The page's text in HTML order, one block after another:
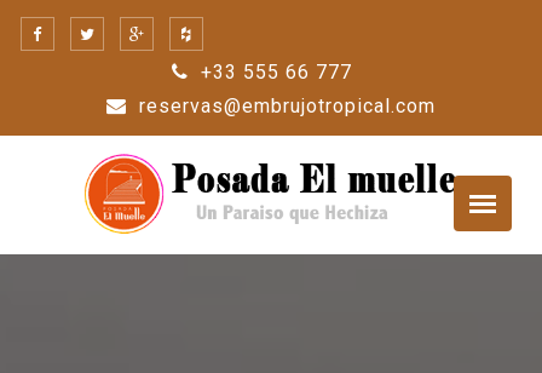
Skip
+33 555 66 777
reservas@embrujotropical.com